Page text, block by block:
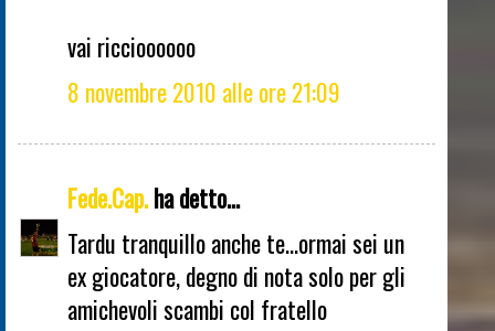
vai riccioooooo
8 novembre 2010 alle ore 21:09
Fede.Cap.ha detto...
Tardu tranquillo anche te...ormai sei un
ex giocatore, degno di nota solo per gli
amichevoli scambi col fratello